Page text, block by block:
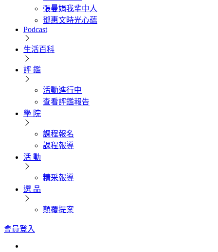
張曼娟我輩中人
鄧惠文時光心蘊
Podcast
生活百科
評 鑑
活動進行中
查看評鑑報告
學 院
課程報名
課程報導
活 動
精采報導
選 品
顛覆提案
會員登入